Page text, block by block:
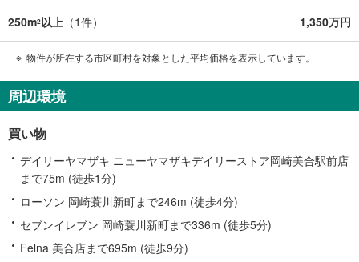
250m2以上 （1件） 1,350万円
物件が所在する市区町村を対象とした平均価格を表示しています。
周辺環境
買い物
デイリーヤマザキ ニューヤマザキデイリーストア岡崎美合駅前店
まで75m (徒歩1分)
ローソン 岡崎蓑川新町まで246m (徒歩4分)
セブンイレブン 岡崎蓑川新町まで336m (徒歩5分)
Felna 美合店まで695m (徒歩9分)